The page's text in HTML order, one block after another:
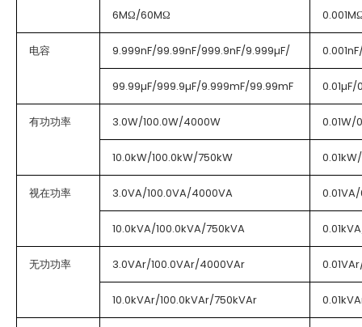
6MΩ/60MΩ
电容 9.999nF/99.99nF/999.9nF/9.999µF/
99.99µF/999.9µF/9.999mF/99.99mF 0.01µF/
有功功率 3.0W/100.0W/4000W 0.01W/
10.0kW/100.0kW/750kW
视在功率 3.0VA/100.0VA/4000VA
10.0kVA/100.0kVA/750kVA
无功功率 3.0VAr/100.0VAr/4000VAr
10.0kVAr/100.0kVAr/750kVAr